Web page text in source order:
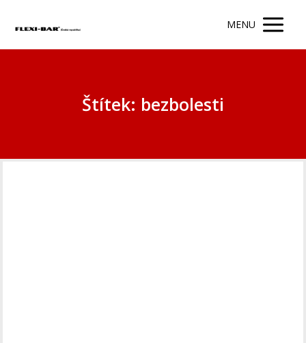
MENU
Štítek: bezbolesti